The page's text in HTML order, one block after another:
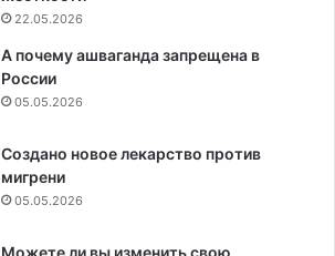
22.05.2026
А почему ашваганда запрещена в
России
05.05.2026
Создано новое лекарство против
мигрени
05.05.2026
Можете ли вы изменить свою